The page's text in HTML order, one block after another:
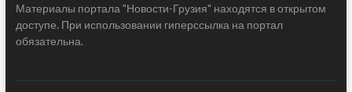
Материалы портала "Новости-Грузия" находятся в открытом
доступе. При использовании гиперссылка на портал
обязательна.